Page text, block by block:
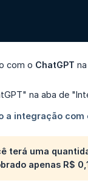
com o ChatGPT
terá uma
apenas R$